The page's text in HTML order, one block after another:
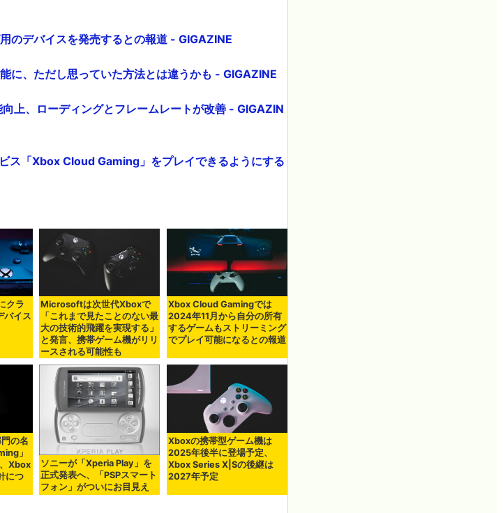
デバイスを発売するとの報道 - GIGAZINE
に、ただし思っていた方法とは違うかも - GIGAZINE
上、ローディングとフレームレートが改善 - GIGAZIN
「Xbox Cloud Gaming」をプレイできるようにする
クラ
バイス
Microsoftは次世代Xboxで
「これまで見たことのない最
大の技術的飛躍を実現する」
と発言、携帯ゲーム機がリリ
ースされる可能性も
Xbox Cloud Gamingでは
2024年11月から自分の所有
するゲームもストリーミング
でプレイ可能になるとの報道
の名
」
Xbox
につ
ソニーが「Xperia Play」を
正式発表へ、「PSPスマート
フォン」がついにお目見え
Xboxの携帯型ゲーム機は
2025年後半に登場予定、
Xbox Series X|Sの後継は
2027年予定